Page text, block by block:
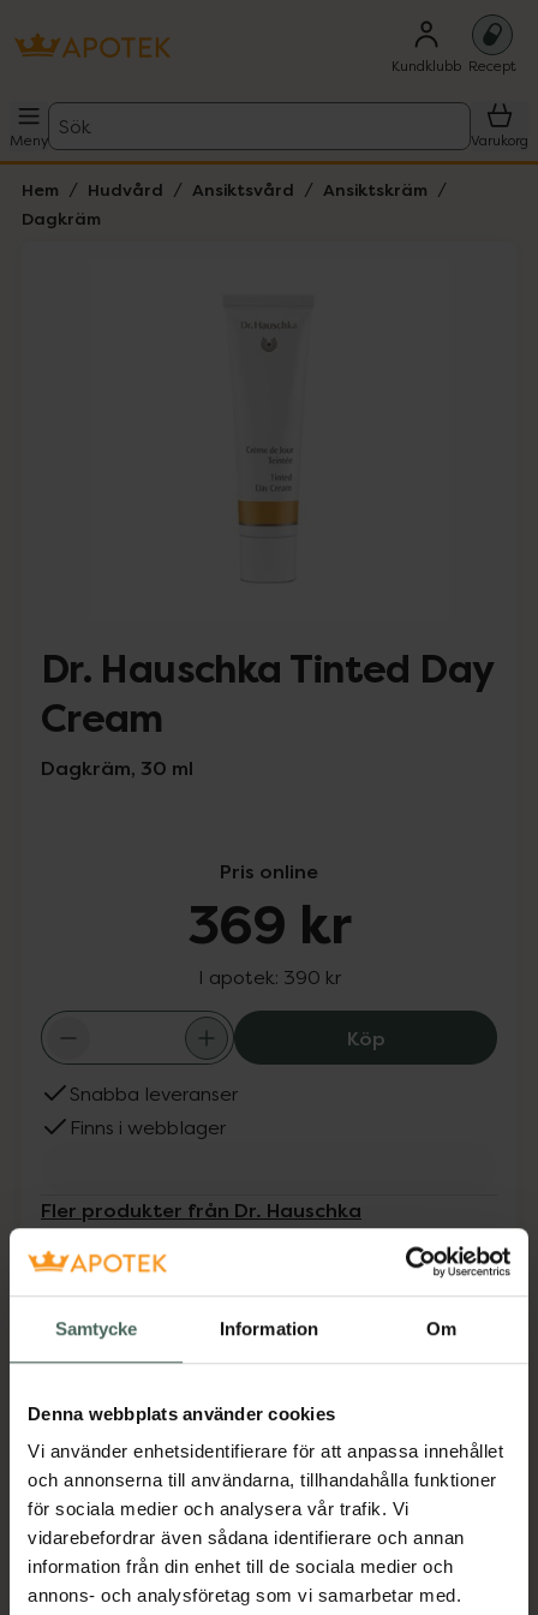
Samtycke Information Om
Denna webbplats använder cookies
Vi använder enhetsidentifierare för att anpassa innehållet
och annonserna till användarna, tillhandahålla funktioner
för sociala medier och analysera vår trafik. Vi
vidarebefordrar även sådana identifierare och annan
information från din enhet till de sociala medier och
annons- och analysföretag som vi samarbetar med.
Kundklubb Recept
Meny
Sök
Varukorg
Hem Hudvård Ansiktsvård
Ansiktskräm
Dagkräm
Dr. Hauschka Tinted Day
Cream
Dagkräm, 30 ml
Pris online
369 kr
I apotek: 390 kr
KöpDr. Hauschka
Snabba leveranser
Finns i webblager
Fler produkter från Dr. Hauschka
näringsrik vård och som ger en fin hud med en
Jämförpris 13 kr/ml
EAN:04020829039056
Kategorier:
AnsiktskrämAnsiktsvård DagkrämHudvård